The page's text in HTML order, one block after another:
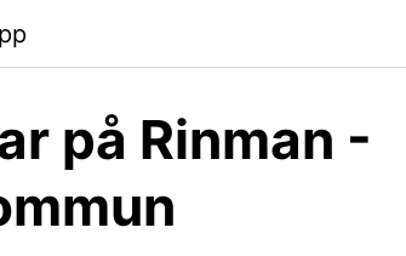
på Rinman -